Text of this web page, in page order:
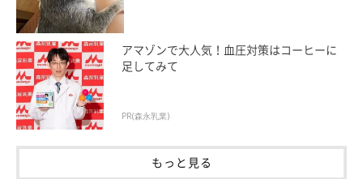
アマゾンで大人気！血圧対策はコーヒーに
足してみて
PR(森永乳業)
もっと見る